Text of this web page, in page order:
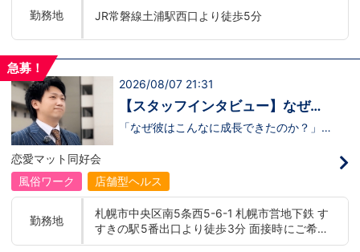
た。 当グループを選んだ理由、印象に残
っているエピソード、そして意外な趣味ま
で。森田主任の飾らない人柄が垣間見える
↓ https://www.youtube.com/watch?
勤務地 JR常磐線土浦駅西口より徒歩5分
急募！
2026/08/07 21:31
【スタッフインタビュー】なぜ彼
は成長できたのか？福利厚生と“熱
「なぜ彼はこんなに成長できたのか？」そ
タビュー。入社して2年経ちぐんぐん成長
している彼が、なぜこの業界に飛び込み、
挑戦し続けているのか——。その裏側を本
人がリアルに語ってくれています。 「職
場の雰囲気って実際どうなの？」「どんな
恋愛マット同好会
風俗ワーク
店舗型ヘルス
勤務地
札幌市中央区南5条西5-6-1 札幌市営地下鉄 す
すきの駅5番出口より徒歩3分 面接時にご希望
の勤務地をお伺いし、配属店舗を決定いたし